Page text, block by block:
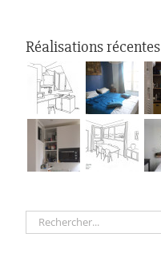
Réalisations récentes
Rechercher: